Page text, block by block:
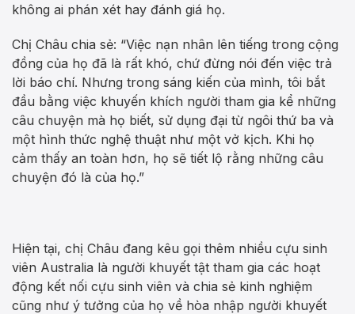
không ai phán xét hay đánh giá họ.
Chị Châu chia sẻ: “Việc nạn nhân lên tiếng trong cộng
đồng của họ đã là rất khó, chứ đừng nói đến việc trả
lời báo chí. Nhưng trong sáng kiến ​​của mình, tôi bắt
đầu bằng việc khuyến khích người tham gia kể những
câu chuyện mà họ biết, sử dụng đại từ ngôi thứ ba và
một hình thức nghệ thuật như một vở kịch. Khi họ
cảm thấy an toàn hơn, họ sẽ tiết lộ rằng những câu
chuyện đó là của họ.”
Hiện tại, chị Châu đang kêu gọi thêm nhiều cựu sinh
viên Australia là người khuyết tật tham gia các hoạt
động kết nối cựu sinh viên và chia sẻ kinh nghiệm
cũng như ý tưởng của họ về hòa nhập người khuyết